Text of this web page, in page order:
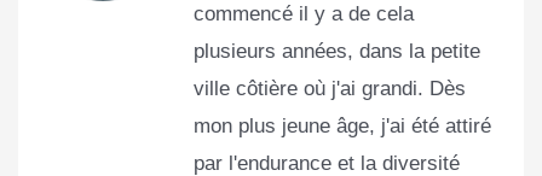
commencé il y a de cela
plusieurs années, dans la petite
ville côtière où j'ai grandi. Dès
mon plus jeune âge, j'ai été attiré
par l'endurance et la diversité